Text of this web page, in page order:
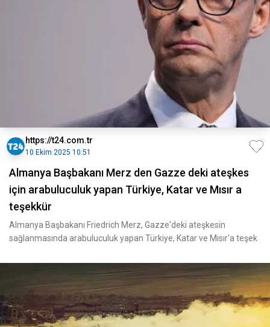
https://t24.com.tr
10 Ekim 2025 10:51
Almanya Başbakanı Merz den Gazze deki ateşkes
için arabuluculuk yapan Türkiye, Katar ve Mısır a
teşekkür
Almanya Başbakanı Friedrich Merz, Gazze'deki ateşkesin
sağlanmasında arabuluculuk yapan Türkiye, Katar ve Mısır'a teşek